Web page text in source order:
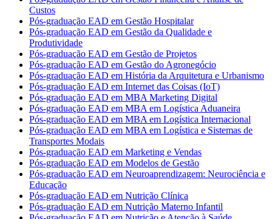
Custos
Pós-graduação EAD em Gestão Hospitalar
Pós-graduação EAD em Gestão da Qualidade e
Produtividade
Pós-graduação EAD em Gestão de Projetos
Pós-graduação EAD em Gestão do Agronegócio
Pós-graduação EAD em História da Arquitetura e Urbanismo
Pós-graduação EAD em Internet das Coisas (IoT)
Pós-graduação EAD em MBA Marketing Digital
Pós-graduação EAD em MBA em Logística Aduaneira
Pós-graduação EAD em MBA em Logística Internacional
Pós-graduação EAD em MBA em Logística e Sistemas de
Transportes Modais
Pós-graduação EAD em Marketing e Vendas
Pós-graduação EAD em Modelos de Gestão
Pós-graduação EAD em Neuroaprendizagem: Neurociência e
Educação
Pós-graduação EAD em Nutrição Clínica
Pós-graduação EAD em Nutrição Materno Infantil